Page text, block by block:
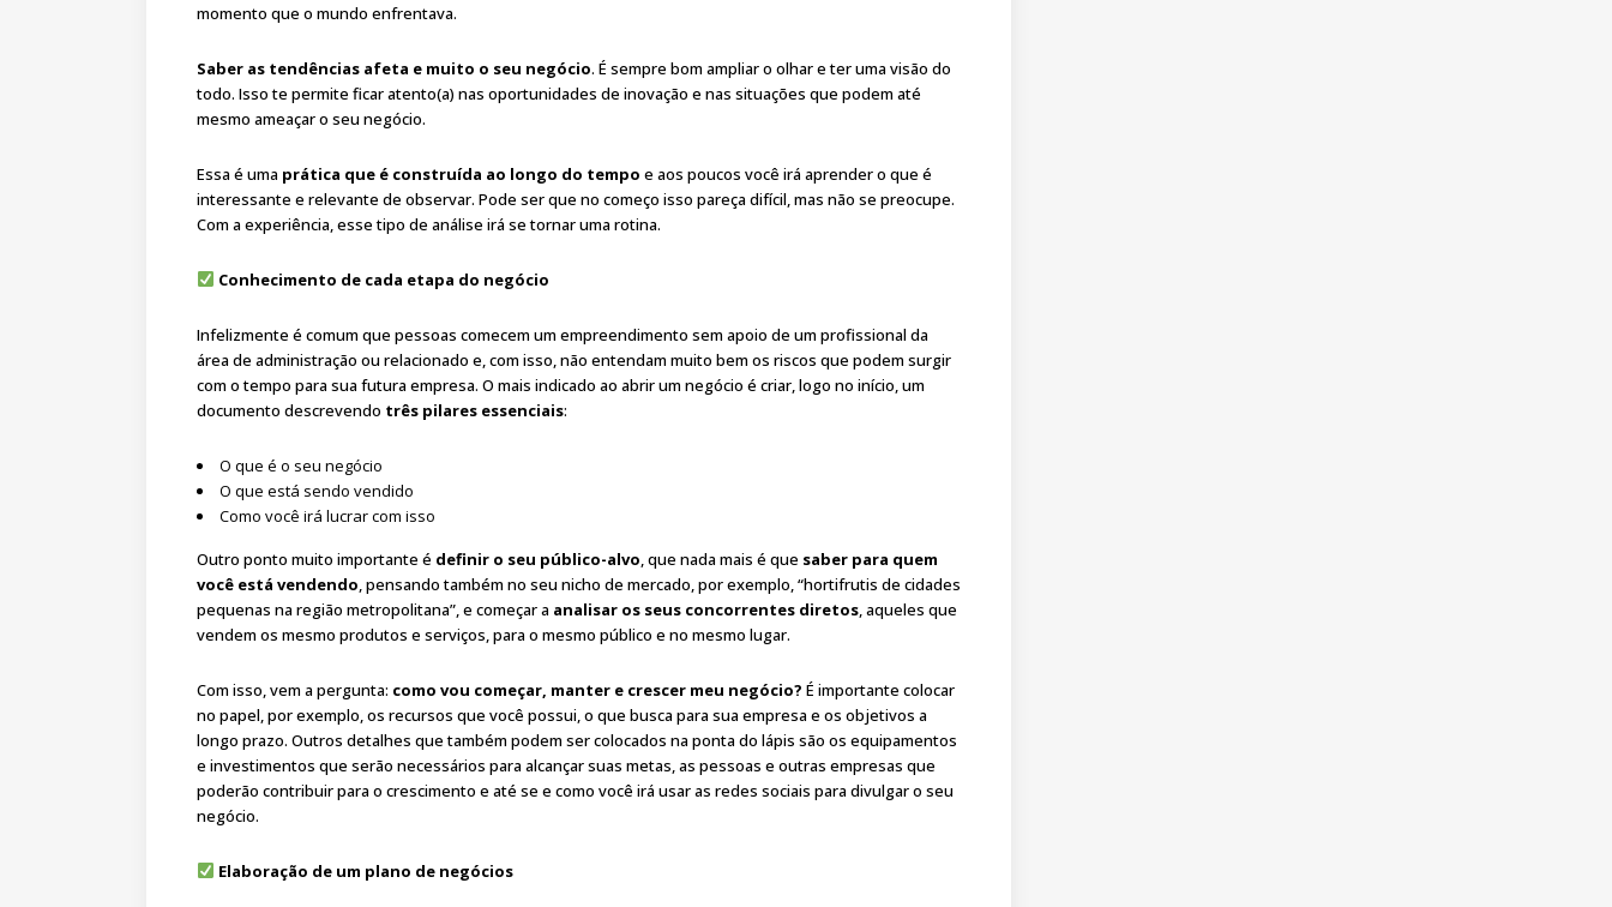
momento que o mundo enfrentava.
Saber as tendências afeta e muito o seu negócio. É sempre bom ampliar o olhar e ter uma visão do
todo. Isso te permite ficar atento(a) nas oportunidades de inovação e nas situações que podem até
mesmo ameaçar o seu negócio.
Essa é uma prática que é construída ao longo do tempo e aos poucos você irá aprender o que é
interessante e relevante de observar. Pode ser que no começo isso pareça difícil, mas não se preocupe.
Com a experiência, esse tipo de análise irá se tornar uma rotina.
Conhecimento de cada etapa do negócio
Infelizmente é comum que pessoas comecem um empreendimento sem apoio de um profissional da
área de administração ou relacionado e, com isso, não entendam muito bem os riscos que podem surgir
com o tempo para sua futura empresa. O mais indicado ao abrir um negócio é criar, logo no início, um
documento descrevendo três pilares essenciais:
O que é o seu negócio
O que está sendo vendido
Como você irá lucrar com isso
Outro ponto muito importante é definir o seu público-alvo, que nada mais é que saber para quem
você está vendendo, pensando também no seu nicho de mercado, por exemplo, “hortifrutis de cidades
pequenas na região metropolitana”, e começar a analisar os seus concorrentes diretos, aqueles que
vendem os mesmo produtos e serviços, para o mesmo público e no mesmo lugar.
Com isso, vem a pergunta: como vou começar, manter e crescer meu negócio? É importante colocar
no papel, por exemplo, os recursos que você possui, o que busca para sua empresa e os objetivos a
longo prazo. Outros detalhes que também podem ser colocados na ponta do lápis são os equipamentos
e investimentos que serão necessários para alcançar suas metas, as pessoas e outras empresas que
poderão contribuir para o crescimento e até se e como você irá usar as redes sociais para divulgar o seu
negócio.
Elaboração de um plano de negócios